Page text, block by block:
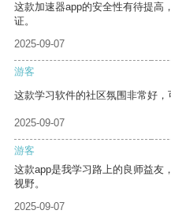
这款加速器app的安全性有待提高
证。
2025-09-07
游客
这款学习软件的社区氛围非常好，
2025-09-07
游客
这款app是我学习路上的良师益友
视野。
2025-09-07